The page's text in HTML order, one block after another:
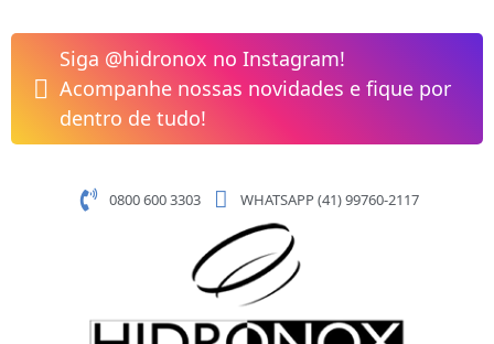
para
conteúdo
Siga @hidronox no Instagram!
Acompanhe nossas novidades e fique por
dentro de tudo!
0800 600 3303 WHATSAPP (41) 99760-2117
para
Cuba
Gastronômica
GN
1/9
quantidade